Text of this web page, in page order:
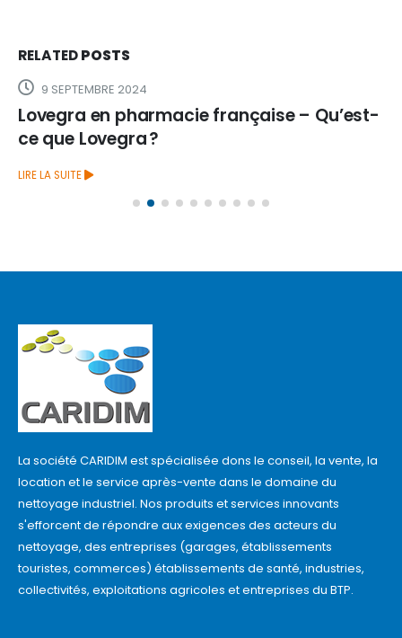
RELATEDPOSTS
9 SEPTEMBRE 2024
Lovegra en pharmacie française – Qu’est-
ce que Lovegra ?
LIRE LA SUITE
La société CARIDIM est spécialisée dons le conseil, la vente, la
location et le service après-vente dans le domaine du
nettoyage industriel. Nos produits et services innovants
s'efforcent de répondre aux exigences des acteurs du
nettoyage, des entreprises (garages, établissements
touristes, commerces) établissements de santé, industries,
collectivités, exploitations agricoles et entreprises du BTP.